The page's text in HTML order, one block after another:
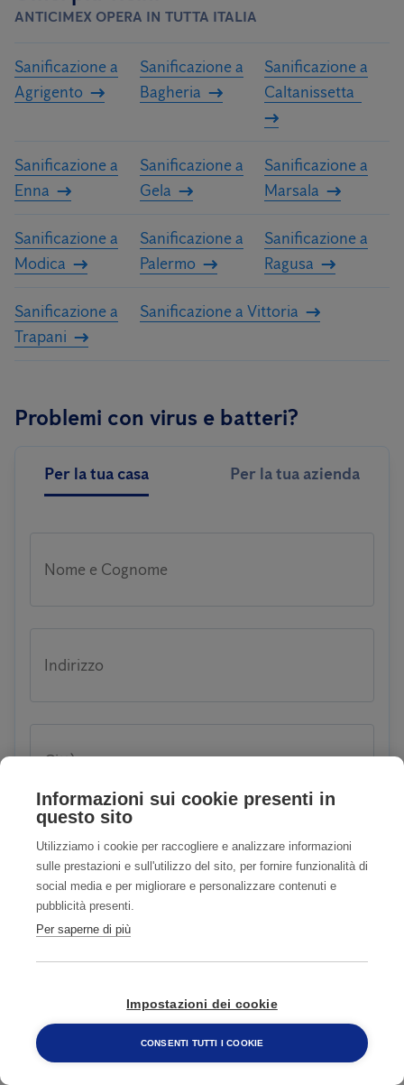
ANTICIMEX OPERA IN TUTTA ITALIA
Sanificazione a
Agrigento
Sanificazione a
Bagheria
Sanificazione a
Caltanissetta
Sanificazione a
Enna
Sanificazione a
Gela
Sanificazione a
Marsala
Sanificazione a
Modica
Sanificazione a
Palermo
Sanificazione a
Ragusa
Sanificazione a
Trapani
Sanificazione a Vittoria
Problemi con virus e batteri?
Per la tua casa Per la tua azienda
Nome e Cognome
Indirizzo
Città
CAP
800 482 320
Informazioni sui cookie presenti in
questo sito
Utilizziamo i cookie per raccogliere e analizzare informazioni
sulle prestazioni e sull'utilizzo del sito, per fornire funzionalità di
social media e per migliorare e personalizzare contenuti e
pubblicità presenti.
Per saperne di più
Impostazioni dei cookie
CONSENTI TUTTI I COOKIE